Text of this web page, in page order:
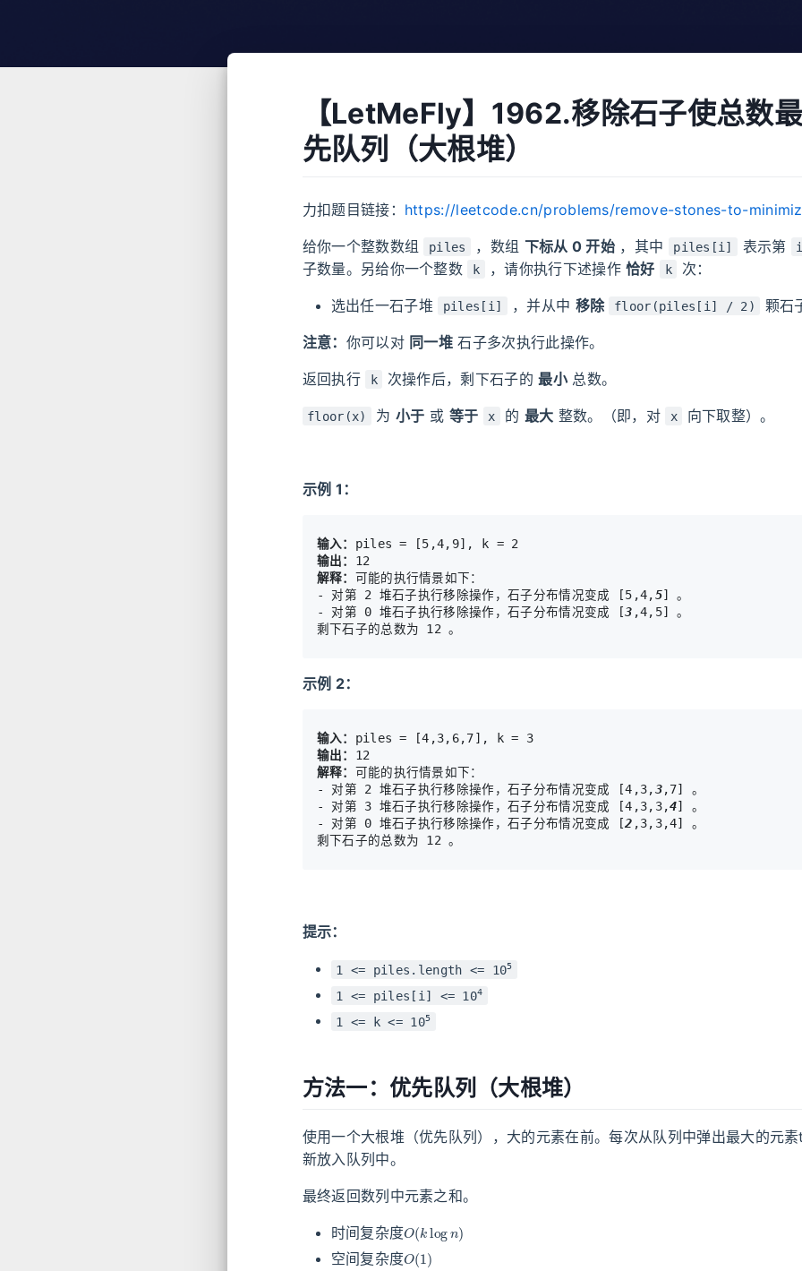
【LetMeFly】1962.移除石子使总数
先队列（大根堆）
力扣题目链接： https://leetcode.cn/problems/remove-stones-to-
给你一个整数数组 piles ，数组 下标从 0 开始 ，其中 piles[i] 表示第 i
子数量。另给你一个整数
k ，请你执行下述操作恰好 k 次：
选出任一石子堆 piles[i] ，并从中 移除 floor(piles[i] / 2) 颗石
注意： 你可以对 同一堆 石子多次执行此操作。
返回执行 k 次操作后，剩下石子的最小总数。
floor(x) 为 小于 或 等于 x 的 最大 整数。（即，对 x 向下取整）。
示例 1：
输入：
输出：
解释： 可能的执行情景如下：
- 对第 2 堆石子执行移除操作，石子分布情况变成 [5,4,5] 。
- 对第 0 堆石子执行移除操作，石子分布情况变成 [3 ,4,5] 。
示例 2：
输入：
输出：
解释： 可能的执行情景如下：
- 对第 2 堆石子执行移除操作，石子分布情况变成 [4,3,3,7] 。
- 对第 3 堆石子执行移除操作，石子分布情况变成 [4,3,3,4] 。
- 对第 0 堆石子执行移除操作，石子分布情况变成 [2 ,3,3,4] 。
提示：
1 <= piles.length <= 105
1 <= piles[i] <= 104
1 <= k <= 105
方法一：优先队列（大根堆）
使用一个大根堆（优先队列），大的元素在前。每次从队列中弹出最大的元
新放入队列中。
最终返回数列中元素之和。
时间复杂度
空间复杂度
O (1 )